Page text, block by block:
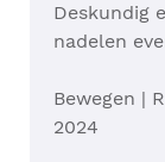
Deskundig
nadelen
Bewegen |
2024